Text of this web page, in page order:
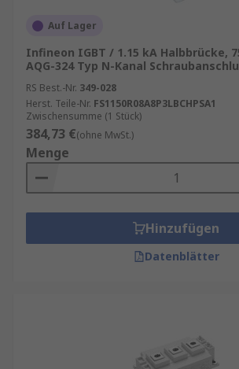
Auf Lager
Infineon IGBT / 1.15 kA Halbbrücke,
AQG-324 Typ N-Kanal
RS Best.-Nr. 349-028
Herst. Teile-Nr. FS1150R08A8P3LBCHPSA1
Zwischensumme (1 Stück)
384,73 €(ohne MwSt.)
Menge
Hinzufügen
Datenblätter